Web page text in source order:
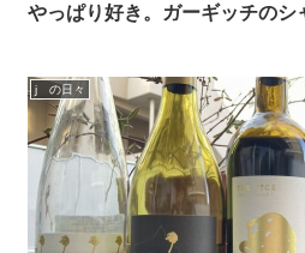
やっぱり好き。ガーギッチのシ
j の日々